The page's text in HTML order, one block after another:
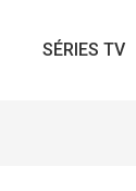
SÉRIES TV